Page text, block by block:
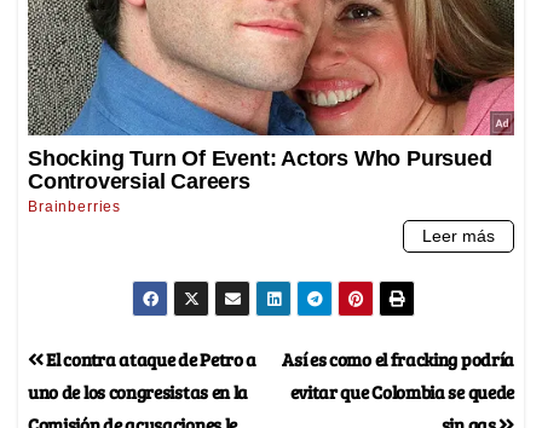
Así es como el fracking podría
evitar que Colombia se quede
El contra ataque de Petro a
uno de los congresistas en la